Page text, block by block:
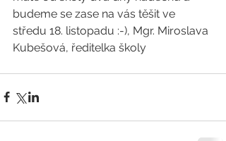
budeme se zase na vás těšit ve
středu 18. listopadu :-), Mgr. Miroslava
Kubešová, ředitelka školy